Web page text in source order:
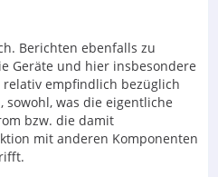
Berichten ebenfalls zu
Geräte und hier insbesondere
empfindlich bezüglich
sowohl, was die eigentliche
bzw. die damit
mit anderen Komponenten